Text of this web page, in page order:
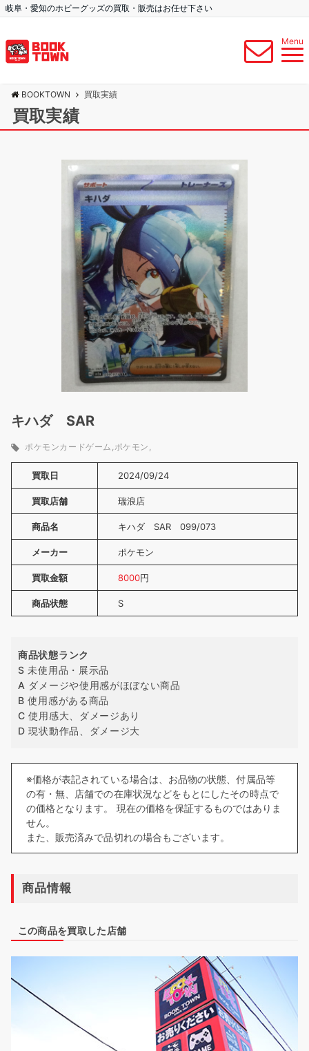
岐阜・愛知のホビーグッズの買取・販売はお任せ下さい
Menu
BOOKTOWN 買取実績
買取実績
キハダ SAR
ポケモンカードゲーム ポケモン
買取日 2024/09/24
買取店舗 瑞浪店
商品名 キハダ SAR 099/073
メーカー ポケモン
買取金額 8000円
商品状態 S
商品状態ランク
S 未使用品・展示品
A ダメージや使用感がほぼない商品
B 使用感がある商品
C 使用感大、ダメージあり
D 現状動作品、ダメージ大
※価格が表記されている場合は、お品物の状態、付属品等
の有・無、店舗での在庫状況などをもとにしたその時点で
の価格となります。 現在の価格を保証するものではありま
せん。
また、販売済みで品切れの場合もございます。
商品情報
この商品を買取した店舗